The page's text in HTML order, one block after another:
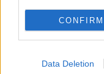
CONFIRM
Data Deletion